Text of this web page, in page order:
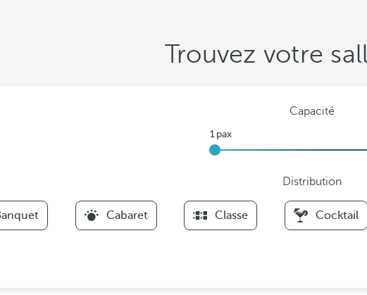
Trouvez votre
Capacité
Distribution
Cabaret Classe Cocktail